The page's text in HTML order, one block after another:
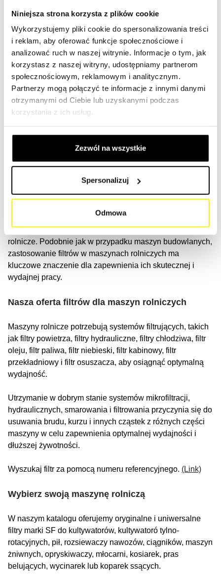
Niniejsza strona korzysta z plików cookie
Wykorzystujemy pliki cookie do spersonalizowania treści
i reklam, aby oferować funkcje społecznościowe i
analizować ruch w naszej witrynie. Informacje o tym, jak
korzystasz z naszej witryny, udostępniamy partnerom
społecznościowym, reklamowym i analitycznym.
Partnerzy mogą połączyć te informacje z innymi danymi
otrzymanymi od Ciebie lub uzyskanymi podczas
korzystania z ich usług.
Zezwól na wszystkie
Spersonalizuj
Odmowa
Dodaj wszystko do ulubionych
Dodaj wszystko do koszyka zakupów
Rozwiązania filtracyjne dla maszyn
rolniczych
Gwarancja dłuższej żywotności i lepszej wydajności.
cząstek stałych spełniających wszystkie wymagania
maszyn napędzanych silnikiem, takich jak maszyny
rolnicze. Podobnie jak w przypadku maszyn budowlanych,
zastosowanie filtrów w maszynach rolniczych ma
kluczowe znaczenie dla zapewnienia ich skutecznej i
wydajnej pracy.
Nasza oferta filtrów dla maszyn rolniczych
Maszyny rolnicze potrzebują systemów filtrujących, takich
jak filtry powietrza, filtry hydrauliczne, filtry chłodziwa, filtr
oleju, filtr paliwa, filtr niebieski, filtr kabinowy, filtr
przekładniowy i filtr osuszacza, aby osiągnąć optymalną
wydajność.
Utrzymanie w dobrym stanie systemów mikrofiltracji,
hydraulicznych, smarowania i filtrowania przyczynia się do
usuwania brudu, kurzu i innych cząstek z różnych części
maszyny w celu zapewnienia optymalnej wydajności i
dłuższej żywotności.
Wyszukaj filtr za pomocą numeru referencyjnego. (Link)
Wybierz swoją maszynę rolniczą
W naszym katalogu oferujemy oryginalne i uniwersalne
filtry marki SF do kultywatorów, kultywatoró tylno-
rotacyjnych, pił, rozsiewaczy nawozów, ciągników, maszyn
żniwnych, opryskiwaczy, młocarni, kosiarek, pras
belujących, wycinarek lub koparek ssących.